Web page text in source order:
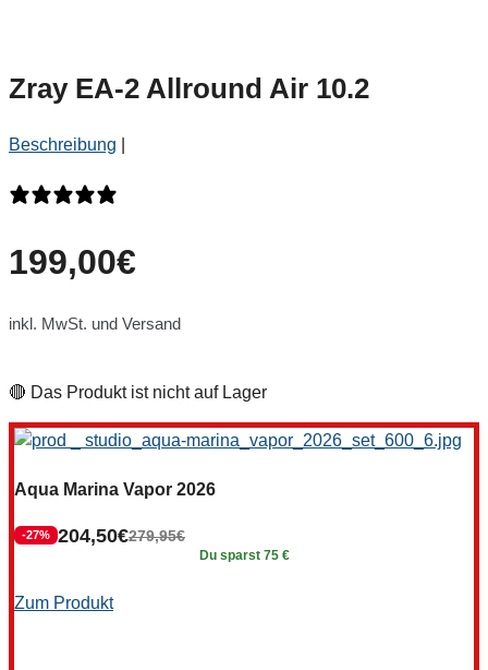
Zray EA-2 Allround Air 10.2
Beschreibung
199,00€
inkl. MwSt. und Versand
🔴 Das Produkt ist nicht auf Lager
Aqua Marina Vapor 2026
-27% 279,95€
204,50€
Du sparst 75 €
Zum Produkt